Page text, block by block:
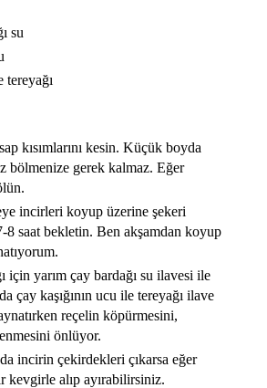
su
tereyağı
kısımlarını kesin. Küçük boyda
bölmenize gerek kalmaz. Eğer
incirleri koyup üzerine şekeri
8 saat bekletin. Ben akşamdan koyup
için yarım çay bardağı su ilavesi ile
çay kaşığının ucu ile tereyağı ilave
reçelin köpürmesini,
önlüyor.
incirin çekirdekleri çıkarsa eğer
kevgirle alıp ayırabilirsiniz.